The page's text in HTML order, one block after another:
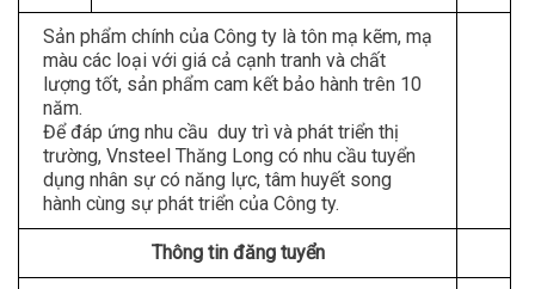
Sản phẩm chính của Công ty là tôn mạ kẽm, mạ
màu các loại với giá cả cạnh tranh và chất
lượng tốt, sản phẩm cam kết bảo hành trên 10
năm.
Để đáp ứng nhu cầu duy trì và phát triển thị
trường, Vnsteel Thăng Long có nhu cầu tuyển
dụng nhân sự có năng lực, tâm huyết song
hành cùng sự phát triển của Công ty.
Thông tin đăng tuyển